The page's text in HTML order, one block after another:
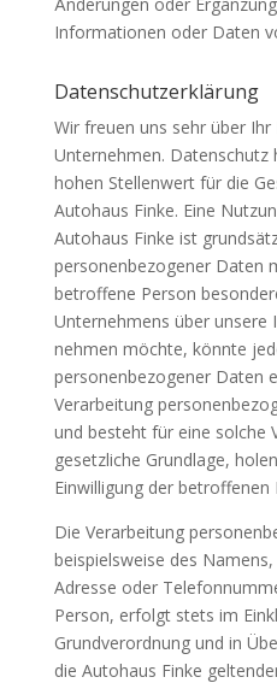
Informationen oder Daten
Datenschutzerklärung
Wir freuen uns sehr über
Unternehmen. Datenschutz
hohen Stellenwert für die
Autohaus Finke. Eine
Autohaus Finke ist
personenbezogener Daten
betroffene Person
Unternehmens über unsere
nehmen möchte, könnte
personenbezogener Daten
Verarbeitung
und besteht für eine solche
gesetzliche Grundlage,
Einwilligung der betroffenen
Die Verarbeitung
beispielsweise des
Adresse oder
Person, erfolgt stets im
Grundverordnung und in
die Autohaus Finke